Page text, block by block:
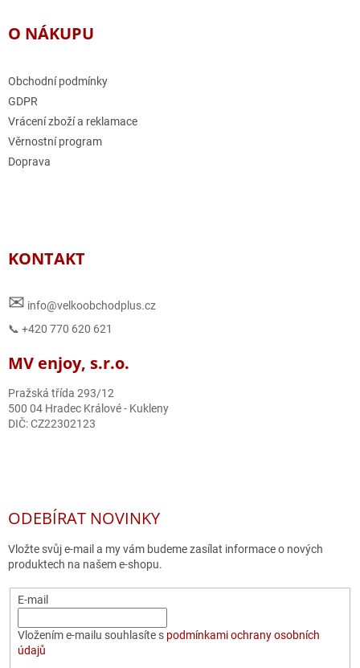
O NÁKUPU
Obchodní podmínky
GDPR
Vrácení zboží a reklamace
Věrnostní program
Doprava
KONTAKT
✉ info@velkoobchodplus.cz
📞 +420 770 620 621
MV enjoy, s.r.o.
Pražská třída 293/12
500 04 Hradec Králové - Kukleny
DIČ: CZ22302123
ODEBÍRAT NOVINKY
Vložte svůj e-mail a my vám budeme zasílat informace o nových
produktech na našem e-shopu.
E-mail
Vložením e-mailu souhlasíte s podmínkami ochrany osobních
údajů